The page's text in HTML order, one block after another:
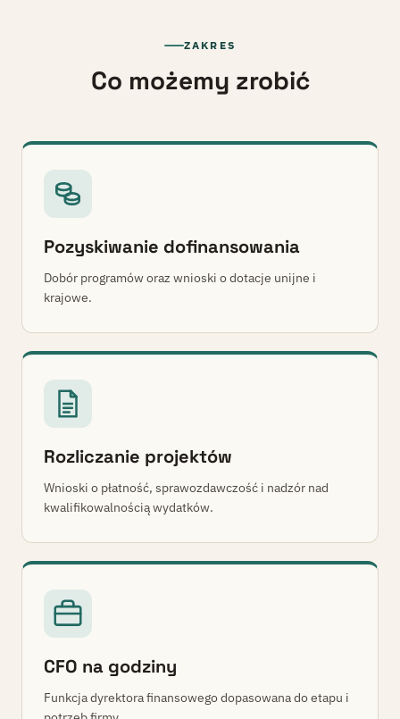
ZAKRES
Co możemy zrobić
Pozyskiwanie dofinansowania
Dobór programów oraz wnioski o dotacje unijne i
krajowe.
Rozliczanie projektów
Wnioski o płatność, sprawozdawczość i nadzór nad
kwalifikowalnością wydatków.
CFO na godziny
Funkcja dyrektora finansowego dopasowana do etapu i